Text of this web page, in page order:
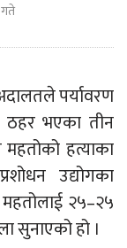
पर्यावरण
ठहर भएका तीन
हत्याका
उद्योगका
२५–२५
सुनाएको हो ।